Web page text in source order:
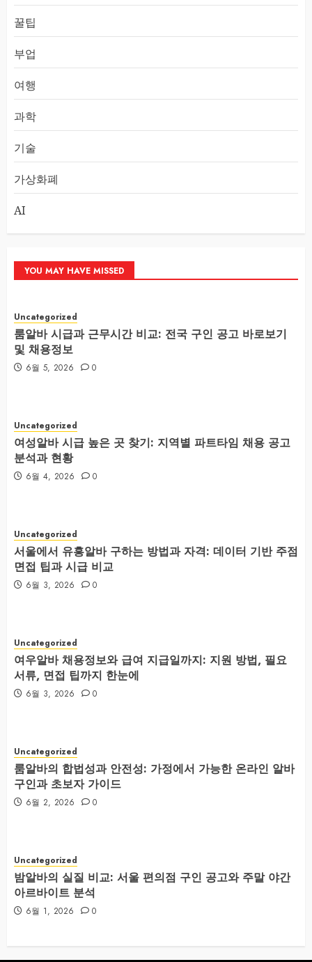
꿀팁
부업
여행
과학
기술
가상화폐
AI
YOU MAY HAVE MISSED
Uncategorized
룸알바 시급과 근무시간 비교: 전국 구인 공고 바로보기
및 채용정보
6월 5, 2026 0
Uncategorized
여성알바 시급 높은 곳 찾기: 지역별 파트타임 채용 공고
분석과 현황
6월 4, 2026 0
Uncategorized
서울에서 유흥알바 구하는 방법과 자격: 데이터 기반 주점
면접 팁과 시급 비교
6월 3, 2026 0
Uncategorized
여우알바 채용정보와 급여 지급일까지: 지원 방법, 필요
서류, 면접 팁까지 한눈에
6월 3, 2026 0
Uncategorized
룸알바의 합법성과 안전성: 가정에서 가능한 온라인 알바
구인과 초보자 가이드
6월 2, 2026 0
Uncategorized
밤알바의 실질 비교: 서울 편의점 구인 공고와 주말 야간
아르바이트 분석
6월 1, 2026 0